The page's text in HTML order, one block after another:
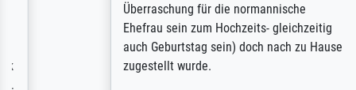
Überraschung für die normannische
Ehefrau sein zum Hochzeits- gleichzeitig
auch Geburtstag sein) doch nach zu Hause
zugestellt wurde.